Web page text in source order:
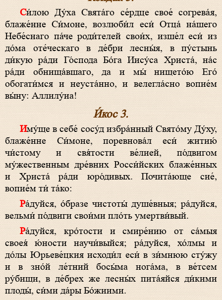
Си́лою Ду́ха Свята́го се́рдце свое́ согрева́я,
блаже́нне Си́моне, возлюби́л еси́ Отца́ на́шего
Небе́снаго па́че роди́телей свои́х, изше́л еси́ из
до́ма оте́ческаго в де́бри лесны́я, в пу́стынь
ди́кую ра́ди Го́спода Бо́га Иису́са Христа́, на́с
ра́ди обнища́вшаго, да и мы́ нището́ю Его́
обогати́мся и неуста́нно, и велегла́сно вопие́м
вы́ну: Аллилу́иа!
И́кос 3.
Иму́ще в себе́ сосу́д избра́нный Свято́му Ду́ху,
блаже́нне Си́моне, поревнова́л еси́ житию́
чи́стому и свя́тости ве́лией, по́двигом
му́жественным дре́вних Росси́йских блаже́нных
и Христа́ ра́ди юро́дивых. Почита́юще сие́,
вопие́м ти́ та́ко:
Ра́дуйся, о́бразе чистоты́ душе́вныя; ра́дуйся,
вельми́ по́двиги свои́ми пло́ть умертви́вый.
Ра́дуйся, кро́тости и смире́нию от са́мыя
своея́ ю́ности научи́выйся; ра́дуйся, хо́лмы и
до́лы Юрьеве́цкия исходи́л еси́ в зи́мнюю сту́жу
и в зно́й ле́тний босы́ма нога́ма, в ве́тсем
ру́бищи, в де́брех же лесны́х пита́яйся ди́кими
плоды́, си́ми да́ры Бо́жиими.